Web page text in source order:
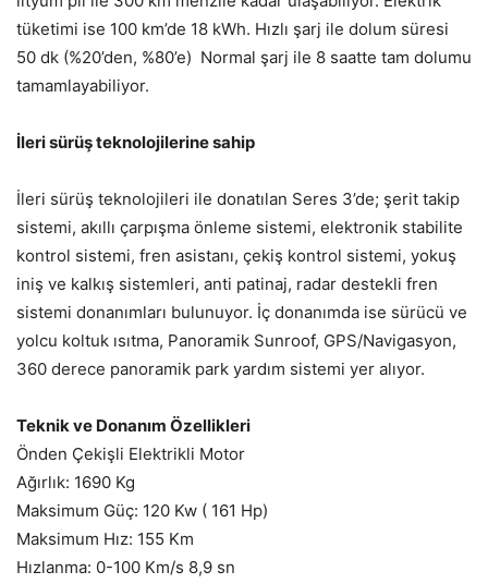
tüketimi ise 100 km’de 18 kWh. Hızlı şarj ile dolum süresi
50 dk (%20’den, %80’e) Normal şarj ile 8 saatte tam dolumu
tamamlayabiliyor.
İleri sürüş teknolojilerine sahip
İleri sürüş teknolojileri ile donatılan Seres 3’de; şerit takip
sistemi, akıllı çarpışma önleme sistemi, elektronik stabilite
kontrol sistemi, fren asistanı, çekiş kontrol sistemi, yokuş
iniş ve kalkış sistemleri, anti patinaj, radar destekli fren
sistemi donanımları bulunuyor. İç donanımda ise sürücü ve
yolcu koltuk ısıtma, Panoramik Sunroof, GPS/Navigasyon,
360 derece panoramik park yardım sistemi yer alıyor.
Teknik ve Donanım Özellikleri
Önden Çekişli Elektrikli Motor
Ağırlık: 1690 Kg
Maksimum Güç: 120 Kw ( 161 Hp)
Maksimum Hız: 155 Km
Hızlanma: 0-100 Km/s 8,9 sn